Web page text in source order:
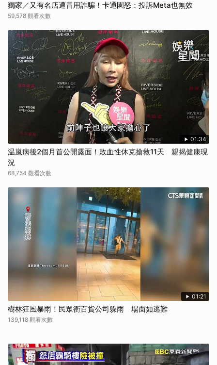
獨家／又有名店遭冒用詐騙！卡通園怒：投訴Meta也無效
59,578 觀看次數
01:34
温嵐病後2個月首公開露面！敗血性休克搶救11天 親揭健康現
況
68,754 觀看次數
01:21
樹林狂風暴雨！民眾衝百貨公司躲雨 場面如逃難
139,118 觀看次數